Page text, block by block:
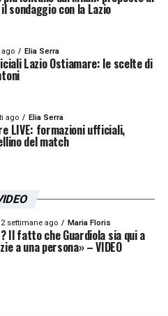
sondaggio con la Lazio
Elia Serra
Lazio Ostiamare: le scelte di
ago Elia Serra
LIVE: formazioni ufficiali,
del match
2 settimane ago Maria Floris
Il fatto che Guardiola sia qui a
a una persona» – VIDEO